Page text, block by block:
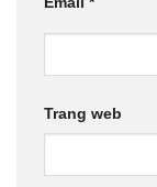
Trang web